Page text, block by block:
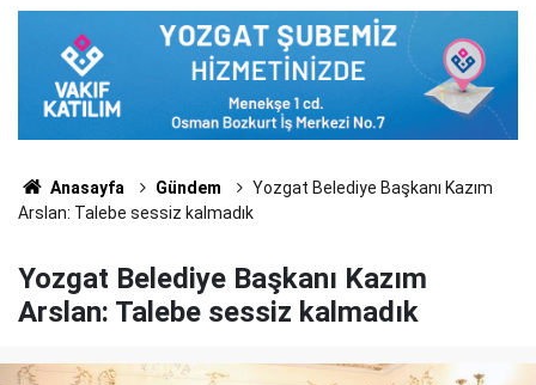
Anasayfa Gündem
Yozgat Belediye Başkanı Kazım
Arslan: Talebe sessiz kalmadık
Yozgat Belediye Başkanı Kazım
Arslan: Talebe sessiz kalmadık